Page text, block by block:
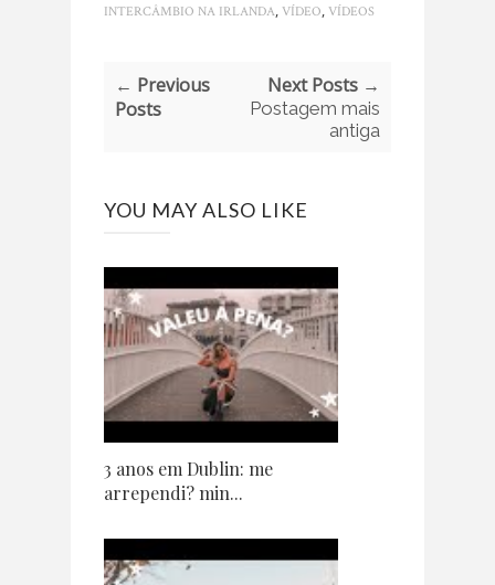
INTERCÂMBIO NA IRLANDA, VÍDEO, VÍDEOS
← Previous
Posts
Next Posts →
Postagem mais
antiga
YOU MAY ALSO LIKE
3 anos em Dublin: me
arrependi? min...